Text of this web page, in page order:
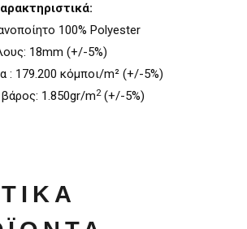
100% Polyester
18mm (+/-5%)
: 179.200 κόµποι/m² (+/-5%)
βάρος: 1.850gr/m2(+/-5%)